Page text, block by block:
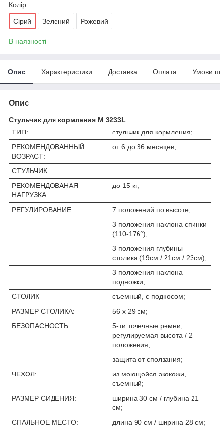
Колір
Сірий Зелений Рожевий
В наявності
Опис Характеристики Доставка Оплата Умови
Опис
Стульчик для кормления M 3233L
ТИП:
стульчик для кормления;
РЕКОМЕНДОВАННЫЙ
ВОЗРАСТ:
от 6 до 36 месяцев;
СТУЛЬЧИК
РЕКОМЕНДОВАНАЯ
НАГРУЗКА:
до 15 кг;
РЕГУЛИРОВАНИЕ:
7 положений по высоте;
3 положения наклона спинки
(110-176°);
3 положения глубины
столика (19см / 21см / 23см);
3 положения наклона
подножки;
СТОЛИК
съемный, с подносом;
РАЗМЕР СТОЛИКА:
56 x 29 см;
БЕЗОПАСНОСТЬ:
5-ти точечные ремни,
регулируемая высота / 2
положения;
защита от сползания;
ЧЕХОЛ:
из моющейся экокожи,
съемный;
РАЗМЕР СИДЕНИЯ:
ширина 30 см / глубина 21
см;
СПАЛЬНОЕ МЕСТО:
длина 90 см / ширина 28 см;